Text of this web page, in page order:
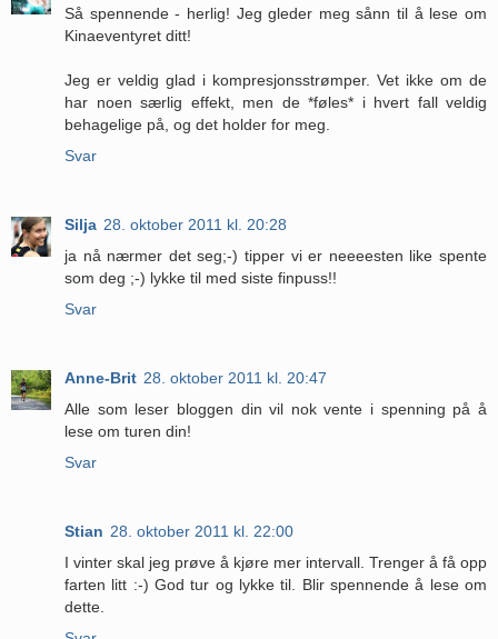
Så spennende - herlig! Jeg gleder meg sånn til å lese om
Kinaeventyret ditt!
Jeg er veldig glad i kompresjonsstrømper. Vet ikke om de
har noen særlig effekt, men de *føles* i hvert fall veldig
behagelige på, og det holder for meg.
Svar
Silja 28. oktober 2011 kl. 20:28
ja nå nærmer det seg;-) tipper vi er neeeesten like spente
som deg ;-) lykke til med siste finpuss!!
Svar
Anne-Brit 28. oktober 2011 kl. 20:47
Alle som leser bloggen din vil nok vente i spenning på å
lese om turen din!
Svar
Stian 28. oktober 2011 kl. 22:00
I vinter skal jeg prøve å kjøre mer intervall. Trenger å få opp
farten litt :-) God tur og lykke til. Blir spennende å lese om
dette.